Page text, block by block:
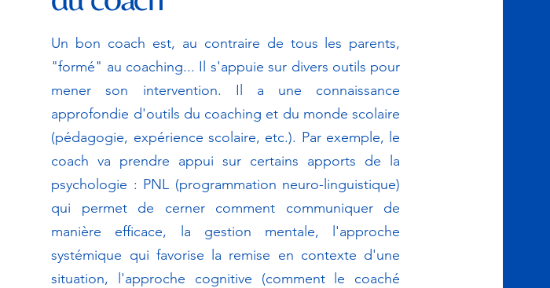
Un bon coach est, au contraire de tous les parents,
"formé" au coaching... Il s'appuie sur divers outils pour
mener son intervention. Il a une connaissance
approfondie d'outils du coaching et du monde scolaire
(pédagogie, expérience scolaire, etc.). Par exemple, le
coach va prendre appui sur certains apports de la
psychologie : PNL (programmation neuro-linguistique)
qui permet de cerner comment communiquer de
manière efficace, la gestion mentale, l'approche
systémique qui favorise la remise en contexte d'une
situation, l'approche cognitive (comment le coaché